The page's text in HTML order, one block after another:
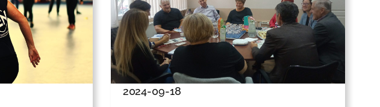
2024-09-18